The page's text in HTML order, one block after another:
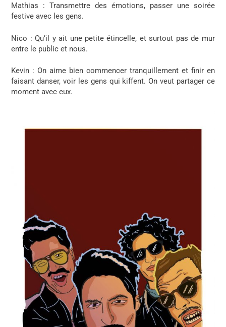
Mathias : Transmettre des émotions, passer une soirée
festive avec les gens.
Nico : Qu’il y ait une petite étincelle, et surtout pas de mur
entre le public et nous.
Kevin : On aime bien commencer tranquillement et finir en
faisant danser, voir les gens qui kiffent. On veut partager ce
moment avec eux.